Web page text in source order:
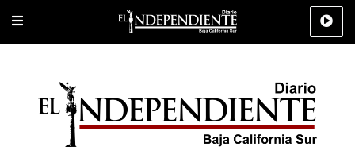
Portada Los Cabos Policiaca Deportes Cultura